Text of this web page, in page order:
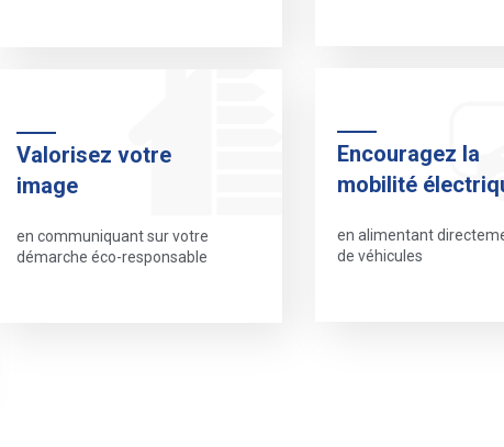
Valorisez votre
image
en communiquant sur votre
démarche éco-responsable
Encouragez la
mobilité
en alimentant
de véhicules